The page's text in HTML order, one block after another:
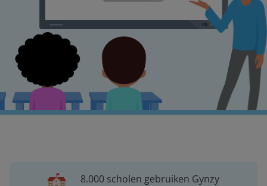
8.000 scholen gebruiken Gynzy